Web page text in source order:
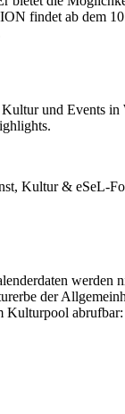
findet ab dem
und Events
Kultur & eSeL-
werden
der
Kulturpool abrufbar: